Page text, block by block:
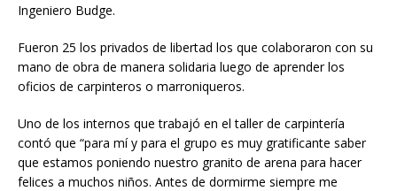
Ingeniero Budge.
Fueron 25 los privados de libertad los que colaboraron con su
mano de obra de manera solidaria luego de aprender los
oficios de carpinteros o marroniqueros.
Uno de los internos que trabajó en el taller de carpintería
contó que “para mí y para el grupo es muy gratificante saber
que estamos poniendo nuestro granito de arena para hacer
felices a muchos niños. Antes de dormirme siempre me